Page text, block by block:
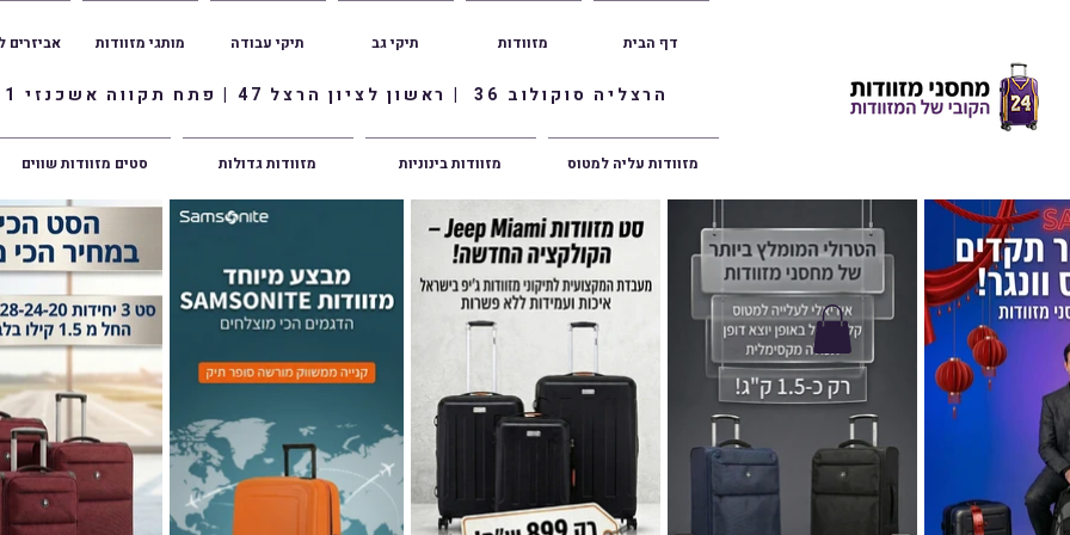
הרצליה סוקולוב 36 | ראשון לציון הרצל 47 | פתח תקווה אשכנזי 1
אביזרים מותגי מזוודות תיקי עבודה תיקי גב מזוודות דף הבית
סטים מזוודות שווים מזוודות גדולות מזוודות בינוניות מזוודות עליה למטוס